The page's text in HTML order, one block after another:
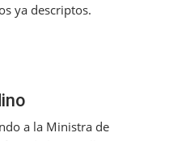
ya descriptos.
a la Ministra de